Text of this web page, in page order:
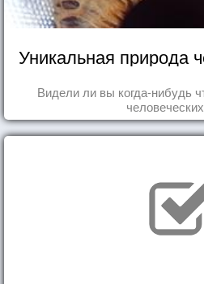
Уникальная природа
Видели ли вы когда-нибудь